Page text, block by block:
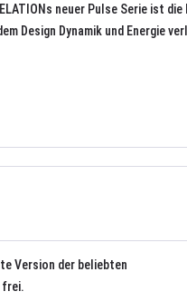
neuer Pulse Serie ist die
Design Dynamik und Energie
Version der beliebten
frei.